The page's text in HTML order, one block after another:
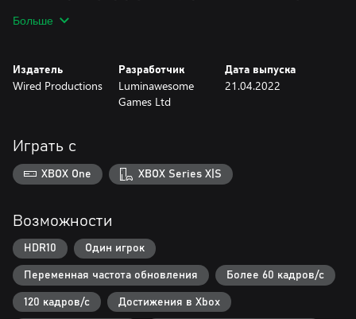
На всём протяжении игры вы будете видеть весь мир и все
Электронная музыка
Потрясающий электронный саундтрек будет сопровождать вас на
всём протяжении этого удивительного путешествия: Великие
ключевых моментах и об эмоциональном состоянии Люмота.
rEngine
Игра создана на оригинальном движке rEngine, и все
к другой по мере продвижения по игре. Никакого ожидания
сможете смотреть вниз, чтобы понять, сколько еще осталось
пройти, а также смотреть вверх, чтобы оценить прогресс в этом
эпическом путешествии!
Фоторежим
Больше
Издатель
Wired Productions
Разработчик
Luminawesome
Games Ltd
Дата выпуска
21.04.2022
Играть с
XBOX One XBOX Series X|S
Возможности
HDR10 Один игрок
Переменная частота обновления Более 60 кадров/с
120 кадров/с Достижения в Xbox